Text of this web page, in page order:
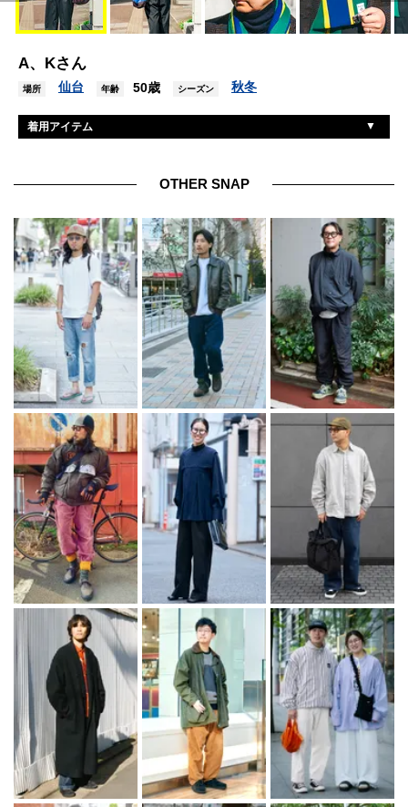
A、Kさん
場所 仙台 年齢 50歳 シーズン 秋冬
着用アイテム
シューズ パラブーツ
帽子 ニューエラ
バッグ スーザンベル
マフラー シップス
カシオ
リング2 エルメス
OTHER SNAP